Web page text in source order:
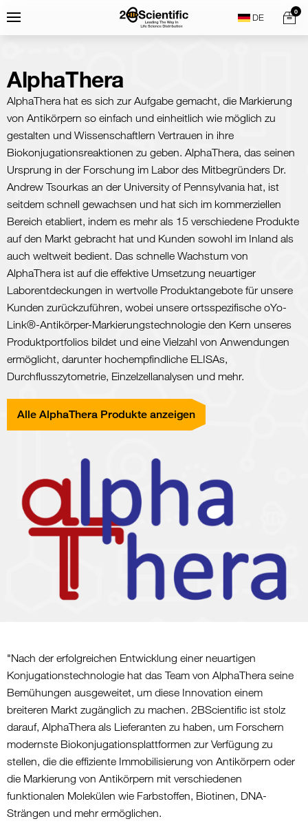
toMenu
Home
0
AlphaThera
AlphaThera hat es sich zur Aufgabe gemacht, die Markierung
von Antikörpern so einfach und einheitlich wie möglich zu
gestalten und Wissenschaftlern Vertrauen in ihre
Biokonjugationsreaktionen zu geben. AlphaThera, das seinen
Ursprung in der Forschung im Labor des Mitbegründers Dr.
Andrew Tsourkas an der University of Pennsylvania hat, ist
seitdem schnell gewachsen und hat sich im kommerziellen
Bereich etabliert, indem es mehr als 15 verschiedene Produkte
auf den Markt gebracht hat und Kunden sowohl im Inland als
auch weltweit bedient. Das schnelle Wachstum von
AlphaThera ist auf die effektive Umsetzung neuartiger
Laborentdeckungen in wertvolle Produktangebote für unsere
Kunden zurückzuführen, wobei unsere ortsspezifische oYo-
Link®-Antikörper-Markierungstechnologie den Kern unseres
Produktportfolios bildet und eine Vielzahl von Anwendungen
ermöglicht, darunter hochempfindliche ELISAs,
Durchflusszytometrie, Einzelzellanalysen und mehr.
Alle AlphaThera Produkte anzeigen
"Nach der erfolgreichen Entwicklung einer neuartigen
Konjugationstechnologie hat das Team von AlphaThera seine
Bemühungen ausgeweitet, um diese Innovation einem
breiteren Markt zugänglich zu machen. 2BScientific ist stolz
darauf, AlphaThera als Lieferanten zu haben, um Forschern
modernste Biokonjugationsplattformen zur Verfügung zu
stellen, die die effiziente Immobilisierung von Antikörpern oder
die Markierung von Antikörpern mit verschiedenen
funktionalen Molekülen wie Farbstoffen, Biotinen, DNA-
Strängen und mehr ermöglichen.